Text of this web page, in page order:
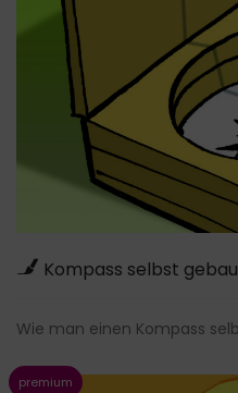
Kompass selbst
Wie man einen Kompass